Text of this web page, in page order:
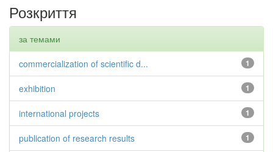
Розкриття
за темами
1
commercialization of scientific d...
1
exhibition
1
international projects
1
publication of research results